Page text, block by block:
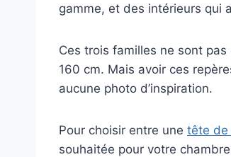
gamme, et des intérieurs qui
Ces trois familles ne sont
160 cm. Mais avoir ces
aucune photo d’inspiration.
Pour choisir entre une tête de
souhaitée pour votre